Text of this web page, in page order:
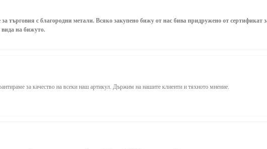
търговия с благородни метали. Всяко закупено бижу от нас бива придружено от
вида на бижуто.
за качество на всеки наш артикул. Държим на нашите клиенти и тяхното мнение.